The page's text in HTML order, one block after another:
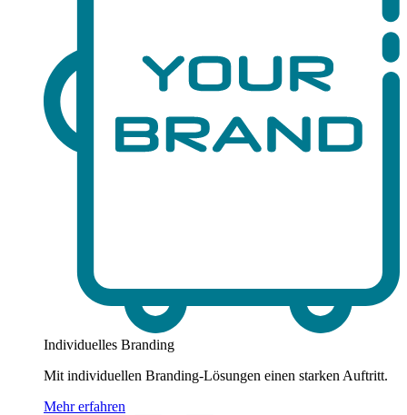
Individuelles Branding
Mit individuellen Branding-Lösungen einen starken Auftritt.
Mehr erfahren